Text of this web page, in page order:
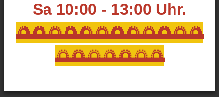
Sa 10:00 - 13:00 Uhr.
🌅🌅🌅🌅🌅🌅🌅🌅🌅🌅🌅🌅
🌅🌅🌅🌅🌅🌅🌅